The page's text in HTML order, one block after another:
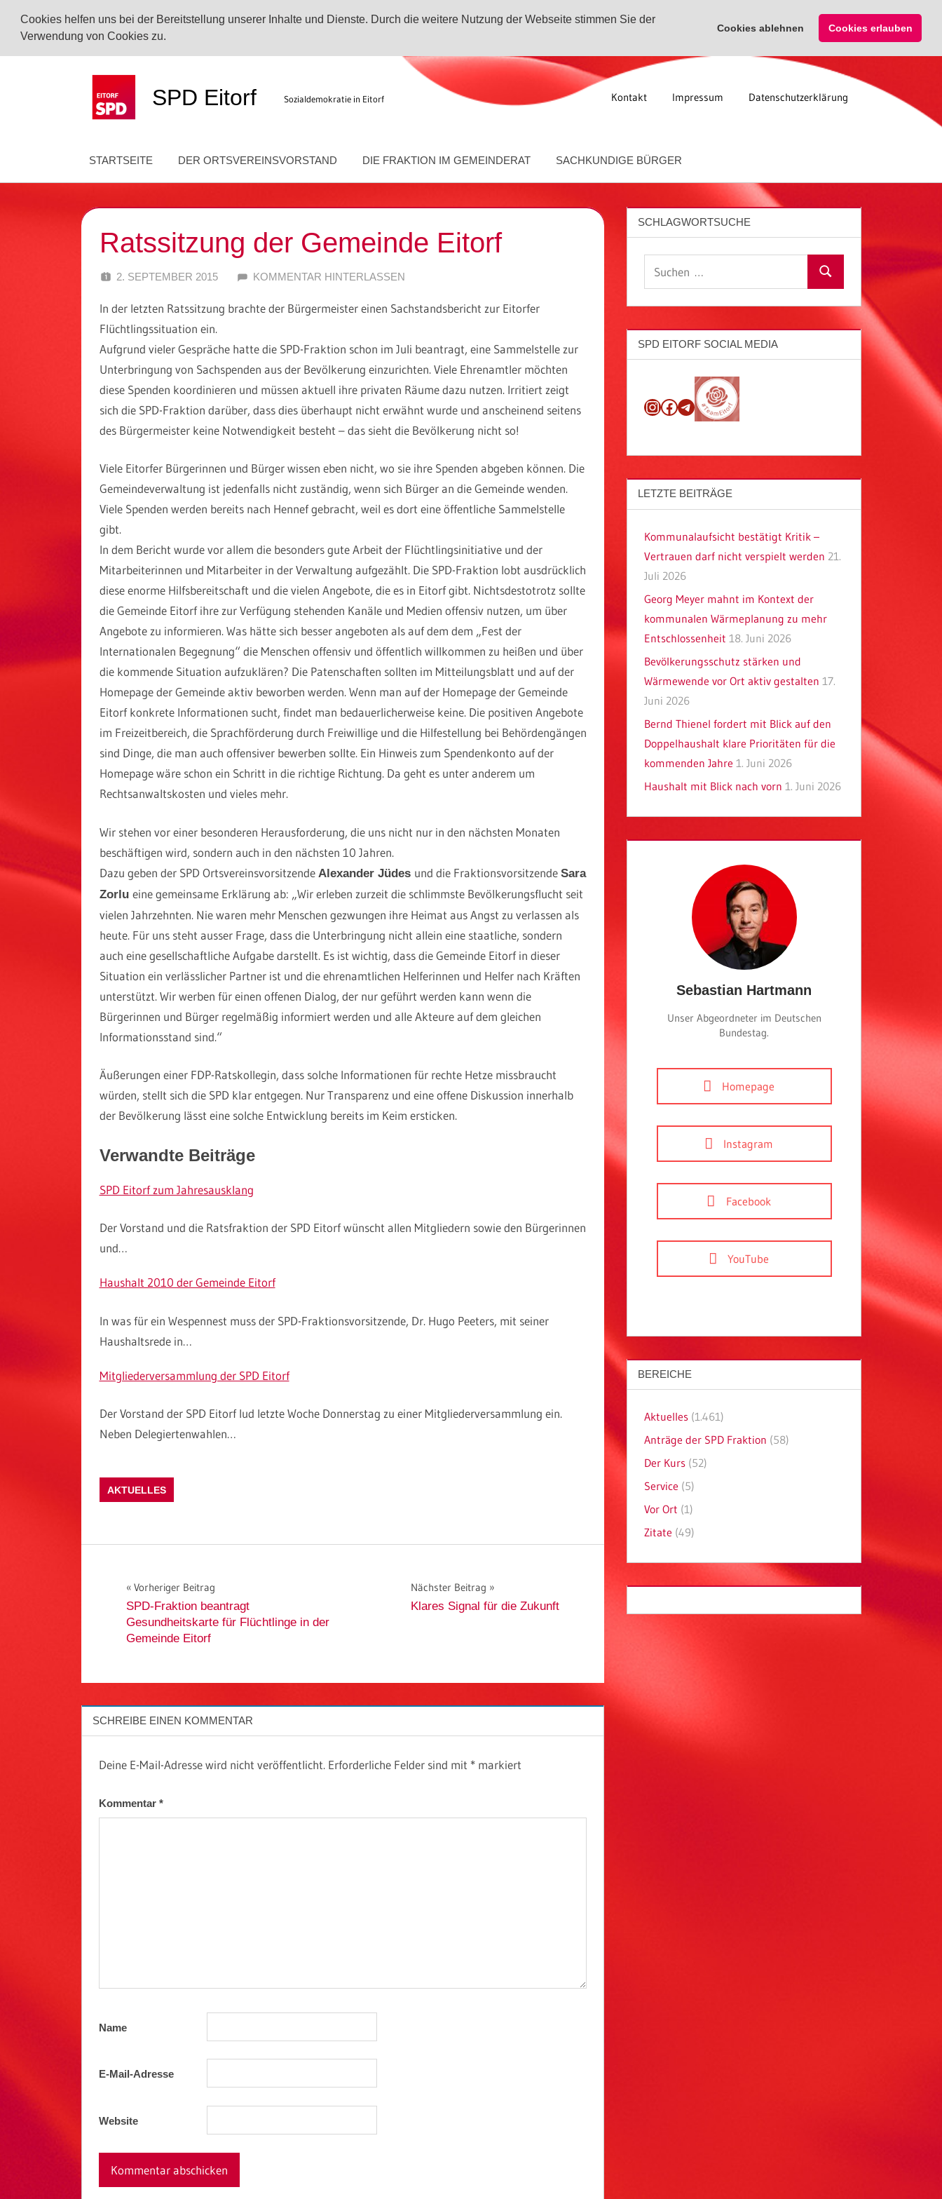
Cookies helfen uns bei der Bereitstellung unserer Inhalte und Dienste. Durch die weitere Nutzung der Webseite stimmen Sie der
Verwendung von Cookies zu.
Cookies ablehnen Cookies erlauben
SPD Eitorf Sozialdemokratie in Eitorf Kontakt Impressum Datenschutzerklärung
STARTSEITE DER ORTSVEREINSVORSTAND DIE FRAKTION IM GEMEINDERAT SACHKUNDIGE BÜRGER
Ratssitzung der Gemeinde Eitorf
2. SEPTEMBER 2015 SPD EITORF
KOMMENTAR HINTERLASSEN
In der letzten Ratssitzung brachte der Bürgermeister einen Sachstandsbericht zur Eitorfer
Flüchtlingssituation ein.
Aufgrund vieler Gespräche hatte die SPD-Fraktion schon im Juli beantragt, eine Sammelstelle zur
Unterbringung von Sachspenden aus der Bevölkerung einzurichten. Viele Ehrenamtler möchten
diese Spenden koordinieren und müssen aktuell ihre privaten Räume dazu nutzen. Irritiert zeigt
sich die SPD-Fraktion darüber, dass dies überhaupt nicht erwähnt wurde und anscheinend seitens
des Bürgermeister keine Notwendigkeit besteht – das sieht die Bevölkerung nicht so!
Viele Eitorfer Bürgerinnen und Bürger wissen eben nicht, wo sie ihre Spenden abgeben können. Die
Gemeindeverwaltung ist jedenfalls nicht zuständig, wenn sich Bürger an die Gemeinde wenden.
Viele Spenden werden bereits nach Hennef gebracht, weil es dort eine öffentliche Sammelstelle
gibt.
In dem Bericht wurde vor allem die besonders gute Arbeit der Flüchtlingsinitiative und der
Mitarbeiterinnen und Mitarbeiter in der Verwaltung aufgezählt. Die SPD-Fraktion lobt ausdrücklich
diese enorme Hilfsbereitschaft und die vielen Angebote, die es in Eitorf gibt. Nichtsdestotrotz sollte
die Gemeinde Eitorf ihre zur Verfügung stehenden Kanäle und Medien offensiv nutzen, um über
Angebote zu informieren. Was hätte sich besser angeboten als auf dem dem „Fest der
Internationalen Begegnung“ die Menschen offensiv und öffentlich willkommen zu heißen und über
die kommende Situation aufzuklären? Die Patenschaften sollten im Mitteilungsblatt und auf der
Homepage der Gemeinde aktiv beworben werden. Wenn man auf der Homepage der Gemeinde
Eitorf konkrete Informationen sucht, findet man bedauerlicherweise keine. Die positiven Angebote
im Freizeitbereich, die Sprachförderung durch Freiwillige und die Hilfestellung bei Behördengängen
sind Dinge, die man auch offensiver bewerben sollte. Ein Hinweis zum Spendenkonto auf der
Homepage wäre schon ein Schritt in die richtige Richtung. Da geht es unter anderem um
Rechtsanwaltskosten und vieles mehr.
Wir stehen vor einer besonderen Herausforderung, die uns nicht nur in den nächsten Monaten
beschäftigen wird, sondern auch in den nächsten 10 Jahren.
Dazu geben der SPD Ortsvereinsvorsitzende Alexander Jüdes und die Fraktionsvorsitzende Sara
Zorlu eine gemeinsame Erklärung ab: „Wir erleben zurzeit die schlimmste Bevölkerungsflucht seit
vielen Jahrzehnten. Nie waren mehr Menschen gezwungen ihre Heimat aus Angst zu verlassen als
heute. Für uns steht ausser Frage, dass die Unterbringung nicht allein eine staatliche, sondern
auch eine gesellschaftliche Aufgabe darstellt. Es ist wichtig, dass die Gemeinde Eitorf in dieser
Situation ein verlässlicher Partner ist und die ehrenamtlichen Helferinnen und Helfer nach Kräften
unterstützt. Wir werben für einen offenen Dialog, der nur geführt werden kann wenn die
Bürgerinnen und Bürger regelmäßig informiert werden und alle Akteure auf dem gleichen
Informationsstand sind.“
Äußerungen einer FDP-Ratskollegin, dass solche Informationen für rechte Hetze missbraucht
würden, stellt sich die SPD klar entgegen. Nur Transparenz und eine offene Diskussion innerhalb
der Bevölkerung lässt eine solche Entwicklung bereits im Keim ersticken.
Verwandte Beiträge
SPD Eitorf zum Jahresausklang
Der Vorstand und die Ratsfraktion der SPD Eitorf wünscht allen Mitgliedern sowie den Bürgerinnen
und…
Haushalt 2010 der Gemeinde Eitorf
In was für ein Wespennest muss der SPD-Fraktionsvorsitzende, Dr. Hugo Peeters, mit seiner
Haushaltsrede in…
Mitgliederversammlung der SPD Eitorf
Der Vorstand der SPD Eitorf lud letzte Woche Donnerstag zu einer Mitgliederversammlung ein.
Neben Delegiertenwahlen…
AKTUELLES
Beitragsnavigation
Vorheriger Beitrag
SPD-Fraktion beantragt
Gesundheitskarte für Flüchtlinge in der
Gemeinde Eitorf
Nächster Beitrag
Klares Signal für die Zukunft
SCHREIBE EINEN KOMMENTAR
Deine E-Mail-Adresse wird nicht veröffentlicht. Erforderliche Felder sind mit * markiert
Kommentar *
Name
E-Mail-Adresse
Website
SCHLAGWORTSUCHE
Suchen
SPD EITORF SOCIAL MEDIA
Instagram
Facebook
Telegram
LETZTE BEITRÄGE
Kommunalaufsicht bestätigt Kritik –
Vertrauen darf nicht verspielt werden 21.
Juli 2026
Georg Meyer mahnt im Kontext der
kommunalen Wärmeplanung zu mehr
Entschlossenheit 18. Juni 2026
Bevölkerungsschutz stärken und
Wärmewende vor Ort aktiv gestalten 17.
Juni 2026
Bernd Thienel fordert mit Blick auf den
Doppelhaushalt klare Prioritäten für die
kommenden Jahre 1. Juni 2026
Haushalt mit Blick nach vorn 1. Juni 2026
Sebastian Hartmann
Unser Abgeordneter im Deutschen
Bundestag.
Homepage
Instagram
Facebook
YouTube
BEREICHE
Aktuelles (1.461)
Anträge der SPD Fraktion (58)
Der Kurs (52)
Service (5)
Vor Ort (1)
Zitate (49)